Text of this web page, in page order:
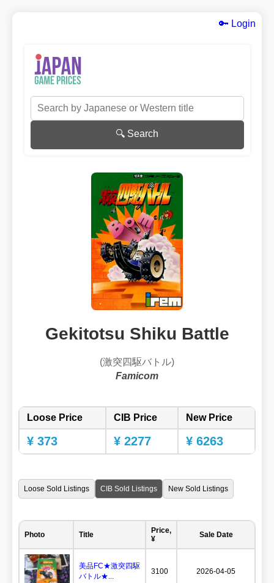
🔑 Login
🔍 Search
Gekitotsu Shiku Battle
(激突四駆バトル)
Famicom
Loose Price CIB Price New Price
¥ 373 ¥ 2277 ¥ 6263
Loose Sold Listings CIB Sold Listings New Sold Listings
Photo Title
Price,
¥
Sale Date
美品FC★激突四駆
バトル★...
3100 2026-04-05